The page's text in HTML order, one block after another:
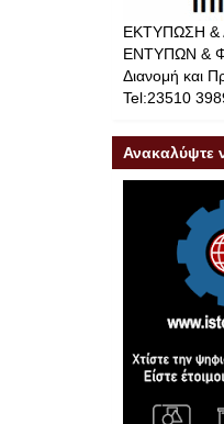
ΕΚΤΥΠΩΣΗ &
ΕΝΤΥΠΩΝ &
Διανομή και
Tel:23510
Ανακαλύψτε
σας